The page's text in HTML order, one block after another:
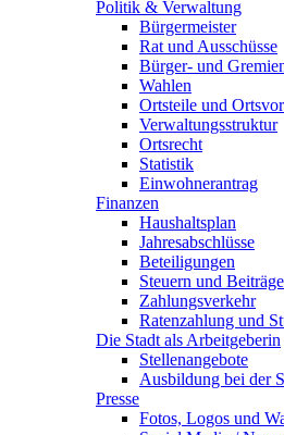
Politik & Verwaltung
Bürgermeister
Rat und Ausschüsse
Bürger- und
Wahlen
Ortsteile und
Verwaltungsstruktur
Ortsrecht
Statistik
Einwohnerantrag
Finanzen
Haushaltsplan
Jahresabschlüsse
Beteiligungen
Steuern und Beiträge
Zahlungsverkehr
Ratenzahlung und
Die Stadt als Arbeitgeberin
Stellenangebote
Ausbildung bei der
Presse
Fotos, Logos und